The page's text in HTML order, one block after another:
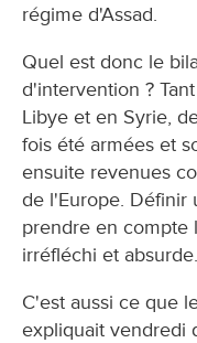
régime d'Assad.
Quel est donc le
d'intervention ?
Libye et en Syrie,
fois été armées et
ensuite revenues
de l'Europe. Définir
prendre en compte
irréfléchi et
C'est aussi ce que
expliquait vendredi